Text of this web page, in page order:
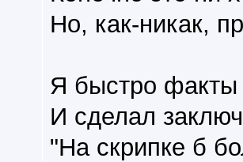
Но, как-никак,
Я быстро факты
И сделал
"На скрипке б